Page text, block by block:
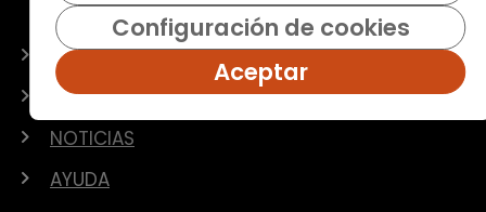
OFERTAS
EMPRESAS
NOTICIAS
AYUDA
Configuración de cookies
Aceptar